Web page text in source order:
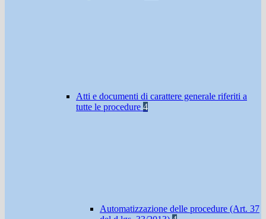
Atti e documenti di carattere generale riferiti a
tutte le procedure 4
Automatizzazione delle procedure (Art. 37